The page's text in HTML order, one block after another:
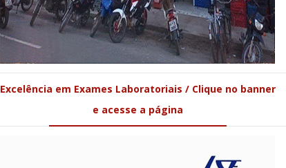
Excelência em Exames Laboratoriais / Clique no banner
e acesse a página